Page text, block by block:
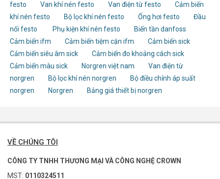
festo
Van khí nén festo Van điện từ festo
Cảm biến
khí nén festo
Bộ lọc khí nén festo Ống hơi festo
Đầu
nối festo
Phụ kiện khí nén festo
Biến tần danfoss
Cảm biến ifm
Cảm biến tiệm cận ifm
Cảm biến sick
Cảm biến siêu âm sick
Cảm biến đo khoảng cách sick
Cảm biến màu sick
Norgren việt nam
Van điện từ
norgren
Bộ lọc khí nén norgren
Bộ điều chỉnh áp suất
norgren
Norgren Bảng giá thiết bị norgren
VỀ CHÚNG TÔI
CÔNG TY TNHH THƯƠNG MẠI VÀ CÔNG NGHỆ CROWN
MST: 0110324511